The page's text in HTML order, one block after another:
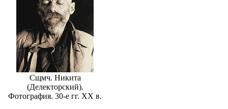
Сщмч. Никита
(Делекторский).
Фотография. 30-е гг. XX в.